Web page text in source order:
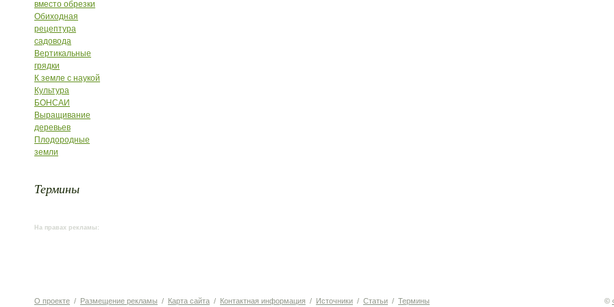
вместо обрезки
Обиходная
рецептура
садовода
Вертикальные
грядки
К земле с наукой
Культура
БОНСАИ
Выращивание
деревьев
Плодородные
земли
Термины
На правах рекламы:
О проекте / Размещение рекламы / Карта сайта / Контактная информация / Источники / Статьи / Термины ©